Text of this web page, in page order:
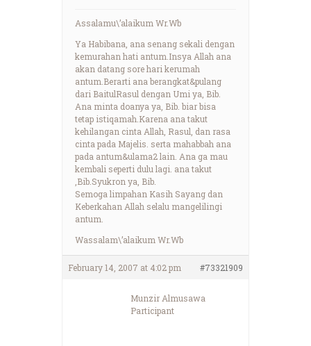
Assalamu\’alaikum Wr.Wb
Ya Habibana, ana senang sekali dengan
kemurahan hati antum.Insya Allah ana
akan datang sore hari kerumah
antum.Berarti ana berangkat&pulang
dari BaitulRasul dengan Umi ya, Bib.
Ana minta doanya ya, Bib. biar bisa
tetap istiqamah.Karena ana takut
kehilangan cinta Allah, Rasul, dan rasa
cinta pada Majelis. serta mahabbah ana
pada antum&ulama2 lain. Ana ga mau
kembali seperti dulu lagi. ana takut
,Bib.Syukron ya, Bib.
Semoga limpahan Kasih Sayang dan
Keberkahan Allah selalu mangelilingi
antum.
Wassalam\’alaikum Wr.Wb
February 14, 2007 at 4:02 pm #73321909
Munzir Almusawa
Participant